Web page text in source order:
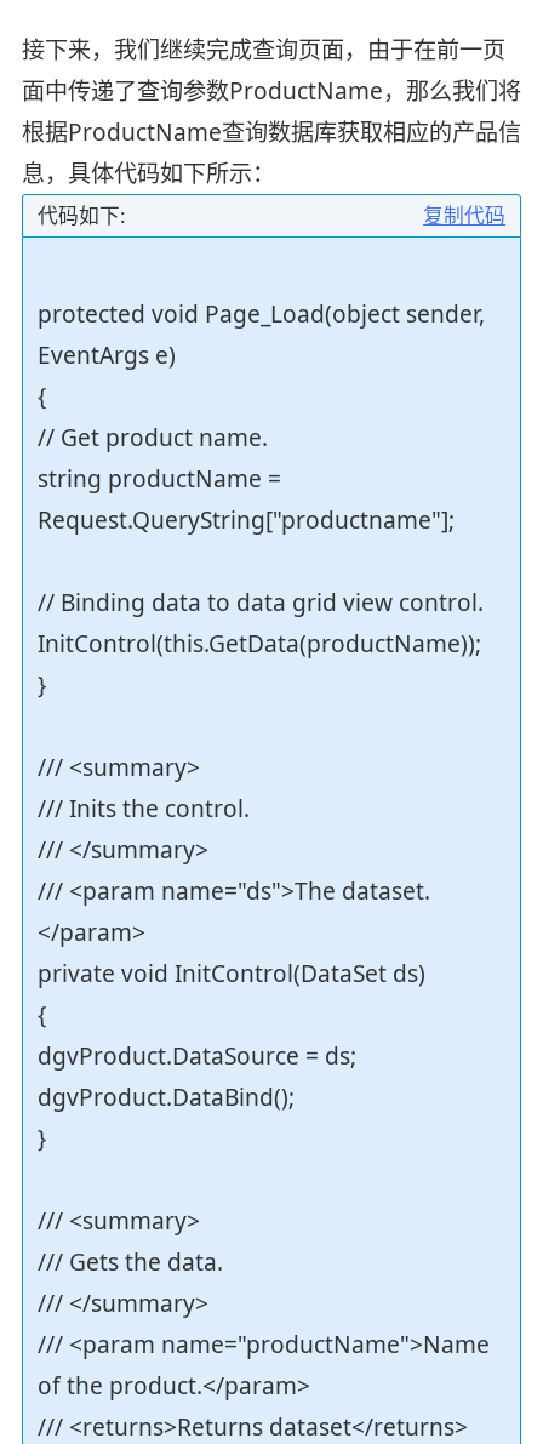
接下来，我们继续完成查询页面，由于在前一页
面中传递了查询参数ProductName，那么我们将
根据ProductName查询数据库获取相应的产品信
息，具体代码如下所示：
复制代码
代码如下:
protected void Page_Load(object sender,
EventArgs e)
{
// Get product name.
string productName =
Request.QueryString["productname"];
// Binding data to data grid view control.
InitControl(this.GetData(productName));
}
/// <summary>
/// Inits the control.
/// </summary>
/// <param name="ds">The dataset.
</param>
private void InitControl(DataSet ds)
{
dgvProduct.DataSource = ds;
dgvProduct.DataBind();
}
/// <summary>
/// Gets the data.
/// </summary>
/// <param name="productName">Name
of the product.</param>
/// <returns>Returns dataset</returns>